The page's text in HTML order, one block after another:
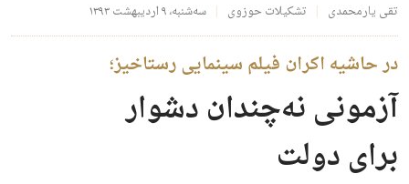
تقی یارمحمدی تشکیلات حوزوی سه‌شنبه، ۹ اردیبهشت ۱۳۹۳
در حاشیه اکران فیلم سینمایی رستاخیز؛
آزمونی نه‌چندان دشوار
برای دولت